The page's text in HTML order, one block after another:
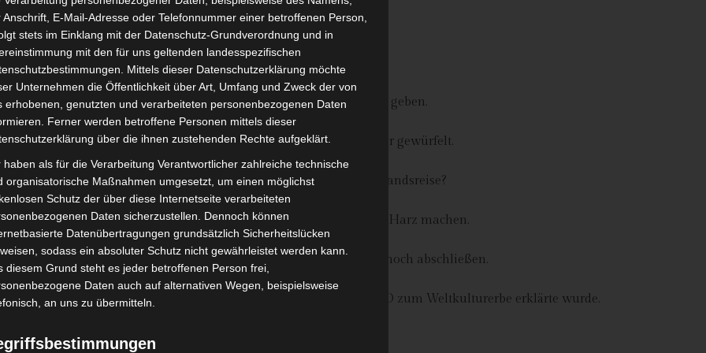
Hallo Ihr Lieben,
Sommerurlaub im Süden wird es vorraussichtlich leider nicht geben.
bei vielen von uns wurden die Urlaubspläne völlig durcheinander gewürfelt.
Jahr euren Urlaub in Deutschland oder plant ihr doch eine Auslandsreise?
an die Küste fahren und eventuell einen Tagesausflug in den Harz machen.
wir im Garten verbringen und das ein oder andere Gartenprojekt noch abschließen.
Quedlingburg *, eine zauberhafte Stadt im Harz die von UNESCO zum Weltkulturerbe erklärte wurde.
Anschrift, E-Mail-Adresse oder Telefonnummer einer betroffenen Person,
stets im Einklang mit der Datenschutz-Grundverordnung und in
mit den für uns geltenden landesspezifischen
Mittels dieser Datenschutzerklärung möchte
Unternehmen die Öffentlichkeit über Art, Umfang und Zweck der von
erhobenen, genutzten und verarbeiteten personenbezogenen Daten
Ferner werden betroffene Personen mittels dieser
über die ihnen zustehenden Rechte aufgeklärt.
haben als für die Verarbeitung Verantwortlicher zahlreiche technische
organisatorische Maßnahmen umgesetzt, um einen möglichst
Schutz der über diese Internetseite verarbeiteten
Daten sicherzustellen. Dennoch können
Datenübertragungen grundsätzlich Sicherheitslücken
sodass ein absoluter Schutz nicht gewährleistet werden kann.
diesem Grund steht es jeder betroffenen Person frei,
Daten auch auf alternativen Wegen, beispielsweise
an uns zu übermitteln.